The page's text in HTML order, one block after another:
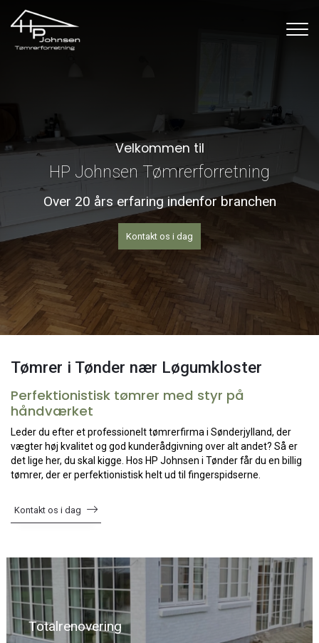
hovedindhold
Velkommen til
HP Johnsen Tømrerforretning
Over 20 års erfaring indenfor branchen
Kontakt os i dag
Tømrer i Tønder nær Løgumkloster
Perfektionistisk tømrer med styr på
håndværket
Leder du efter et professionelt tømrerfirma i Sønderjylland, der
vægter høj kvalitet og god kunderådgivning over alt andet? Så er
det lige her, du skal kigge. Hos HP Johnsen i Tønder får du en billig
tømrer, der er perfektionistisk helt ud til fingerspidserne.
Kontakt os i dag
Totalrenovering